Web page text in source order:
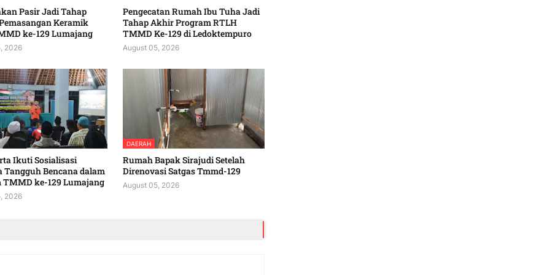
Pasir Jadi Tahap
Keramik
ke-129 Lumajang
2026
Pengecatan Rumah Ibu Tuha Jadi
Tahap Akhir Program RTLH
TMMD Ke-129 di Ledoktempuro
August 05, 2026
Ikuti Sosialisasi
Tangguh Bencana dalam
TMMD ke-129 Lumajang
2026
DAERAH
Rumah Bapak Sirajudi Setelah
Direnovasi Satgas Tmmd-129
August 05, 2026